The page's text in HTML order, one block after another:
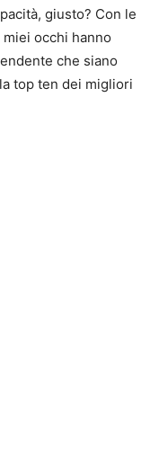
giusto? Con le
occhi hanno
che siano
top ten dei migliori